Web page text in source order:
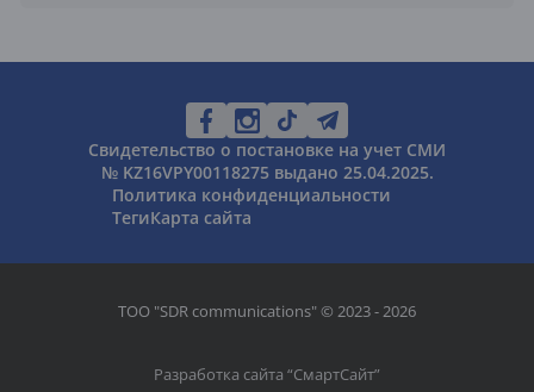
Свидетельство о постановке на учет СМИ
№ KZ16VPY00118275 выдано 25.04.2025.
Политика конфиденциальности
ТегиКарта сайта
ТОО "SDR communications" © 2023 - 2026
Разработка сайта “СмартСайт”